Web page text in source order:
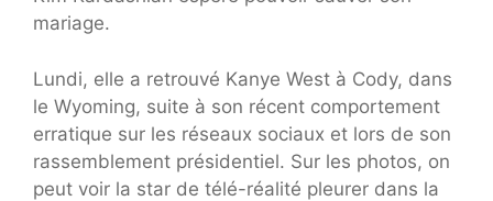
mariage.
Lundi, elle a retrouvé Kanye West à Cody, dans
le Wyoming, suite à son récent comportement
erratique sur les réseaux sociaux et lors de son
rassemblement présidentiel. Sur les photos, on
peut voir la star de télé-réalité pleurer dans la